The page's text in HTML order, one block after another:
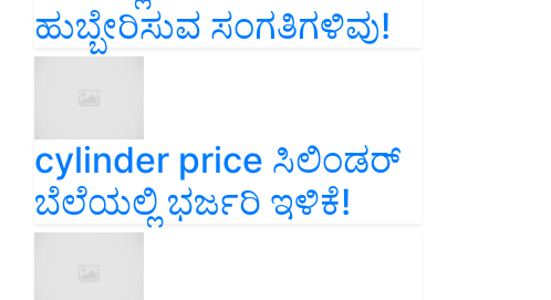
ಹುಬ್ಬೇರಿಸುವ ಸಂಗತಿಗಳಿವು!
cylinder price ಸಿಲಿಂಡರ್‌
ಬೆಲೆಯಲ್ಲಿ ಭರ್ಜರಿ ಇಳಿಕೆ!